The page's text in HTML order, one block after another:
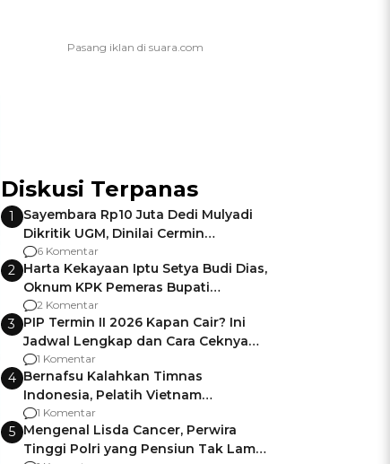
Diskusi Terpanas
1
Sayembara Rp10 Juta Dedi Mulyadi
Dikritik UGM, Dinilai Cermin
Gagalnya Negara Jamin Keamanan
6 Komentar
2 Harta Kekayaan Iptu Setya Budi Dias,
Oknum KPK Pemeras Bupati
Pemalang
2 Komentar
3 PIP Termin II 2026 Kapan Cair? Ini
Jadwal Lengkap dan Cara Ceknya
agar Dana Tidak Hangus!
1 Komentar
4 Bernafsu Kalahkan Timnas
Indonesia, Pelatih Vietnam
Berencana Pakai Jimat di Pakansari
1 Komentar
5 Mengenal Lisda Cancer, Perwira
Tinggi Polri yang Pensiun Tak Lama